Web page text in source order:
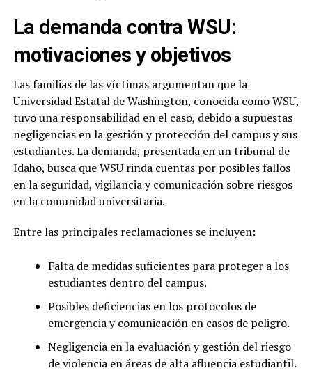
La demanda contra WSU:
motivaciones y objetivos
Las familias de las víctimas argumentan que la
Universidad Estatal de Washington, conocida como WSU,
tuvo una responsabilidad en el caso, debido a supuestas
negligencias en la gestión y protección del campus y sus
estudiantes. La demanda, presentada en un tribunal de
Idaho, busca que WSU rinda cuentas por posibles fallos
en la seguridad, vigilancia y comunicación sobre riesgos
en la comunidad universitaria.
Entre las principales reclamaciones se incluyen:
Falta de medidas suficientes para proteger a los
estudiantes dentro del campus.
Posibles deficiencias en los protocolos de
emergencia y comunicación en casos de peligro.
Negligencia en la evaluación y gestión del riesgo
de violencia en áreas de alta afluencia estudiantil.